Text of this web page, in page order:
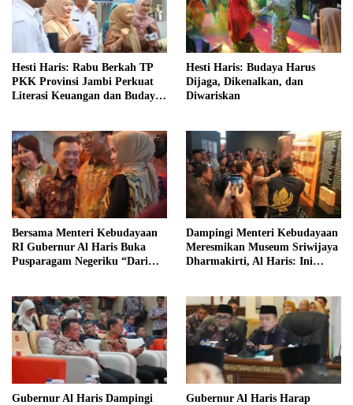
Hesti Haris: Rabu Berkah TP
PKK Provinsi Jambi Perkuat
Literasi Keuangan dan Budaya
Hesti Haris: Budaya Harus
Dijaga, Dikenalkan, dan
Diwariskan
Bersama Menteri Kebudayaan
RI Gubernur Al Haris Buka
Pusparagam Negeriku “Dari
Dampingi Menteri Kebudayaan
Meresmikan Museum Sriwijaya
Dharmakirti, Al Haris: Ini
Gubernur Al Haris Dampingi
Gubernur Al Haris Harap